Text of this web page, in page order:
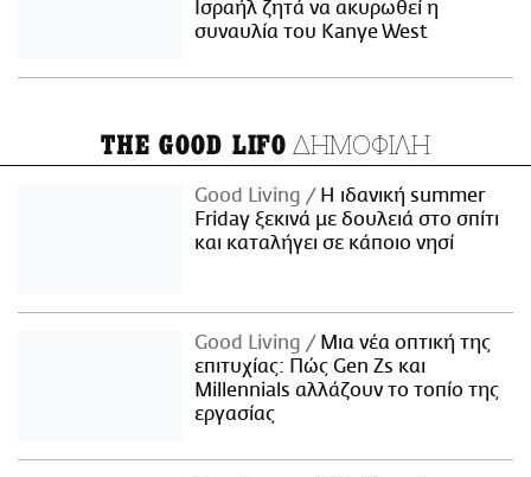
Ισραήλ ζητά να ακυρωθεί η
συναυλία του Kanye West
THE GOOD LIFO ΔΗΜΟΦΙΛΗ
Good Living
Η ιδανική summer
Friday ξεκινά με δουλειά στο σπίτι
και καταλήγει σε κάποιο νησί
Good Living
Μια νέα οπτική της
επιτυχίας: Πώς Gen Zs και
Millennials αλλάζουν το τοπίο της
εργασίας